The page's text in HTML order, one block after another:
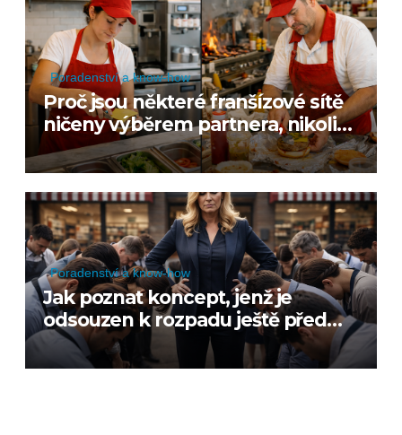
Poradenství a know-how
Proč jsou některé franšízové sítě
ničeny výběrem partnera, nikoli
slabostí konceptu
Poradenství a know-how
Jak poznat koncept, jenž je
odsouzen k rozpadu ještě před
první pobočkou